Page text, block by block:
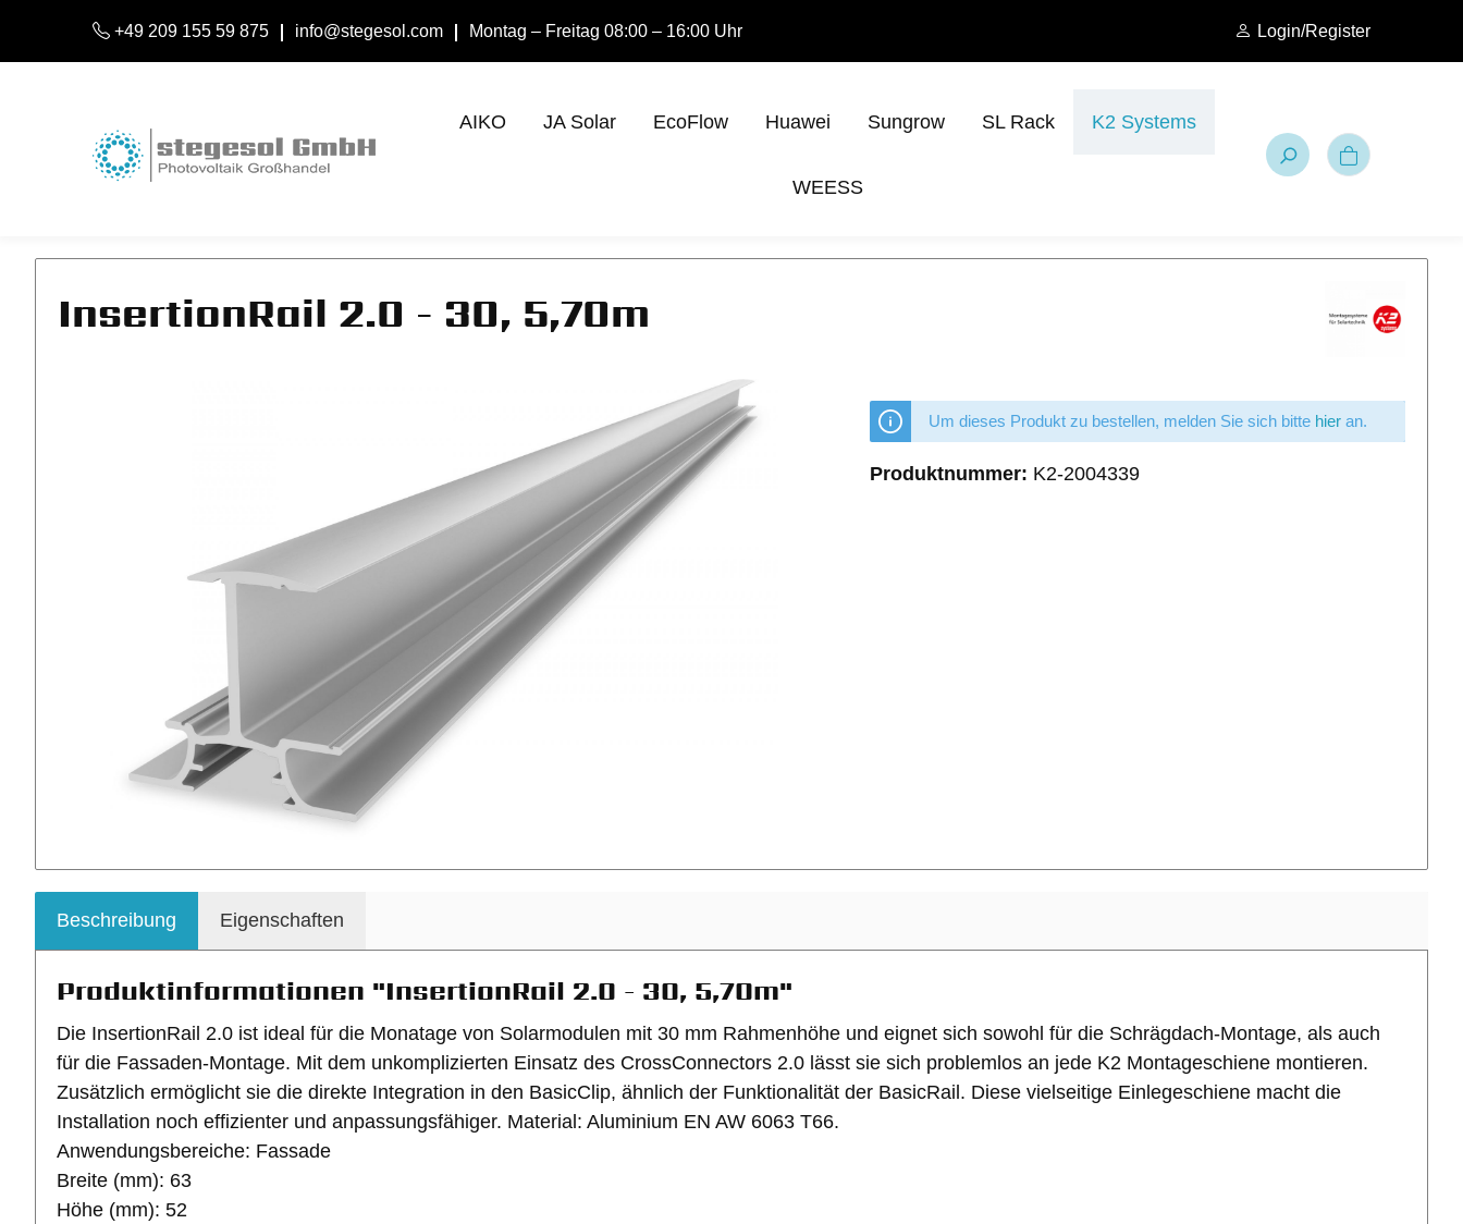
+49 209 155 59 875 info@stegesol.com Montag – Freitag 08:00 – 16:00 Uhr Login/Register
AIKO JA Solar EcoFlow Huawei Sungrow SL Rack K2 Systems
WEESS
InsertionRail 2.0 - 30, 5,70m
Um dieses Produkt zu bestellen, melden Sie sich bitte hieran.
Produktnummer: K2-2004339
Beschreibung Eigenschaften
Produktinformationen "InsertionRail 2.0 - 30, 5,70m"
Die InsertionRail 2.0 ist ideal für die Monatage von Solarmodulen mit 30 mm Rahmenhöhe und eignet sich sowohl für die Schrägdach-Montage, als auch
für die Fassaden-Montage. Mit dem unkomplizierten Einsatz des CrossConnectors 2.0 lässt sie sich problemlos an jede K2 Montageschiene montieren.
Zusätzlich ermöglicht sie die direkte Integration in den BasicClip, ähnlich der Funktionalität der BasicRail. Diese vielseitige Einlegeschiene macht die
Installation noch effizienter und anpassungsfähiger. Material: Aluminium EN AW 6063 T66.
Anwendungsbereiche: Fassade
Breite (mm): 63
Höhe (mm): 52